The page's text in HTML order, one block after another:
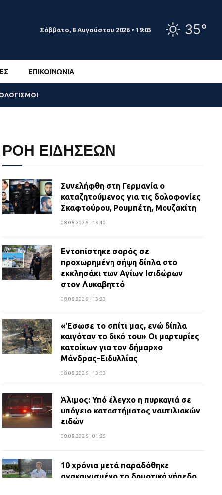
Σάββατο, 8 Αυγούστου 2026 • 19:03 35°
ΕΠΙΚΟΙΝΩΝΊΑ
ΡΟΗ ΕΙΔΗΣΕΩΝ
Συνελήφθη στη Γερμανία ο
καταζητούμενος για τις δολοφονίες
Σκαφτούρου, Ρουμπέτη, Μουζακίτη
08.08.2026 | 13:40
Εντοπίστηκε σορός σε
προχωρημένη σήψη δίπλα στο
εκκλησάκι των Αγίων Ισιδώρων
στον Λυκαβηττό
08.08.2026 | 13:23
«Έσωσε το σπίτι μας, ενώ δίπλα
καιγόταν το δικό του» Οι μαρτυρίες
κατοίκων για τον δήμαρχο
Μάνδρας-Ειδυλλίας
08.08.2026 | 13:03
Άλιμος: Υπό έλεγχο η πυρκαγιά σε
υπόγειο καταστήματος ναυτιλιακών
ειδών
08.08.2026 | 01:25
10 χρόνια μετά παραδόθηκε
ανακαινισμένο το δημοτικό γήπεδο